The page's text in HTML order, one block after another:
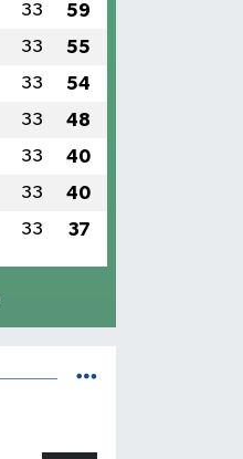
33 59
33 55
33 54
33 48
33 40
33 40
33 37